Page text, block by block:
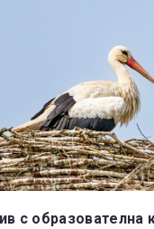
с образователна